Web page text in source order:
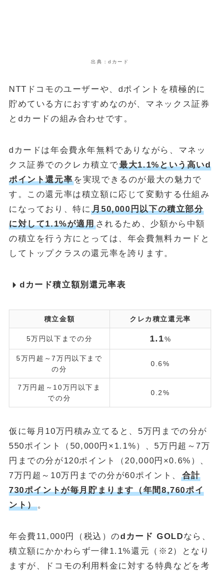
出典：dカード
NTTドコモのユーザーや、dポイントを積極的に
貯めている方におすすめなのが、マネックス証券
とdカードの組み合わせです。
dカードは年会費永年無料でありながら、マネッ
クス証券でのクレカ積立で最大1.1%という高いd
ポイント還元率を実現できるのが最大の魅力で
す。この還元率は積立額に応じて変動する仕組み
になっており、特に月50,000円以下の積立部分
に対して1.1%が適用されるため、少額から中額
の積立を行う方にとっては、年会費無料カードと
してトップクラスの還元率を誇ります。
dカード積立額別還元率表
積立金額 クレカ積立還元率
5万円以下までの分 1.1%
5万円超～7万円以下まで
の分
0.6%
7万円超～10万円以下ま
での分
0.2%
仮に毎月10万円積み立てると、5万円までの分が
550ポイント（50,000円×1.1%）、5万円超～7万
円までの分が120ポイント（20,000円×0.6%）、
7万円超～10万円までの分が60ポイント、
合計
730ポイントが毎月貯まります（年間8,760ポイ
ント）。
年会費11,000円（税込）のdカード GOLDなら、
積立額にかかわらず一律1.1%還元（※2）となり
ますが、ドコモの利用料金に対する特典などを考